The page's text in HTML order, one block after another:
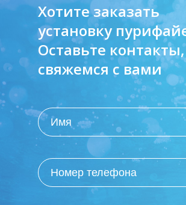
Хотите заказать
установку
Оставьте
свяжемся с вами